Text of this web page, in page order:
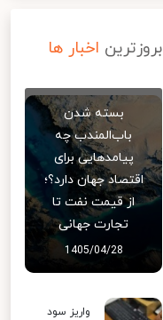
بروزترین اخبار ها
بسته شدن
باب‌المندب چه
پیامدهایی برای
اقتصاد جهان دارد؟؛
از قیمت نفت تا
تجارت جهانی
1405/04/28
واریز سود